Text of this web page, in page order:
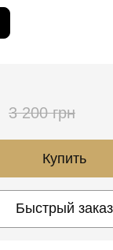
3 200 грн
Купить
Быстрый заказ